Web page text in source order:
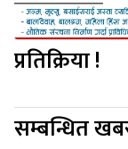
प्रतिक्रिया !
सम्बन्धित